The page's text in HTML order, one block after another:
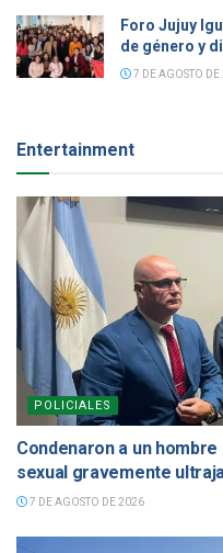
Foro Jujuy
de género y
7 DE AGOSTO
Entertainment
POLICIALES
Condenaron a un
sexual gravemente
7 DE AGOSTO DE 2026